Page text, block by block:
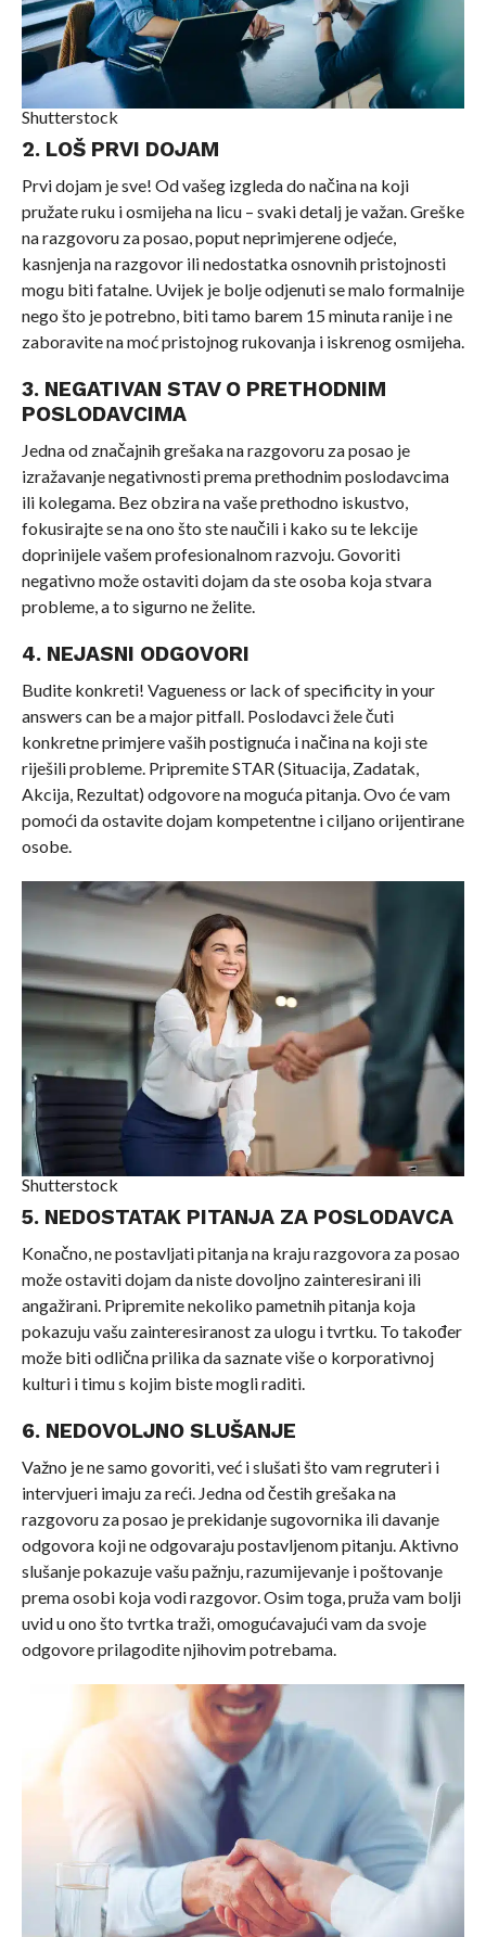
Shutterstock
2. LOŠ PRVI DOJAM
Prvi dojam je sve! Od vašeg izgleda do načina na koji
pružate ruku i osmijeha na licu – svaki detalj je važan. Greške
na razgovoru za posao, poput neprimjerene odjeće,
kasnjenja na razgovor ili nedostatka osnovnih pristojnosti
mogu biti fatalne. Uvijek je bolje odjenuti se malo formalnije
nego što je potrebno, biti tamo barem 15 minuta ranije i ne
zaboravite na moć pristojnog rukovanja i iskrenog osmijeha.
3. NEGATIVAN STAV O PRETHODNIM
POSLODAVCIMA
Jedna od značajnih grešaka na razgovoru za posao je
izražavanje negativnosti prema prethodnim poslodavcima
ili kolegama. Bez obzira na vaše prethodno iskustvo,
fokusirajte se na ono što ste naučili i kako su te lekcije
doprinijele vašem profesionalnom razvoju. Govoriti
negativno može ostaviti dojam da ste osoba koja stvara
probleme, a to sigurno ne želite.
4. NEJASNI ODGOVORI
Budite konkreti! Vagueness or lack of specificity in your
answers can be a major pitfall. Poslodavci žele čuti
konkretne primjere vaših postignuća i načina na koji ste
riješili probleme. Pripremite STAR (Situacija, Zadatak,
Akcija, Rezultat) odgovore na moguća pitanja. Ovo će vam
pomoći da ostavite dojam kompetentne i ciljano orijentirane
osobe.
Shutterstock
5. NEDOSTATAK PITANJA ZA POSLODAVCA
Konačno, ne postavljati pitanja na kraju razgovora za posao
može ostaviti dojam da niste dovoljno zainteresirani ili
angažirani. Pripremite nekoliko pametnih pitanja koja
pokazuju vašu zainteresiranost za ulogu i tvrtku. To također
može biti odlična prilika da saznate više o korporativnoj
kulturi i timu s kojim biste mogli raditi.
6. NEDOVOLJNO SLUŠANJE
Važno je ne samo govoriti, već i slušati što vam regruteri i
intervjueri imaju za reći. Jedna od čestih grešaka na
razgovoru za posao je prekidanje sugovornika ili davanje
odgovora koji ne odgovaraju postavljenom pitanju. Aktivno
slušanje pokazuje vašu pažnju, razumijevanje i poštovanje
prema osobi koja vodi razgovor. Osim toga, pruža vam bolji
uvid u ono što tvrtka traži, omogućavajući vam da svoje
odgovore prilagodite njihovim potrebama.